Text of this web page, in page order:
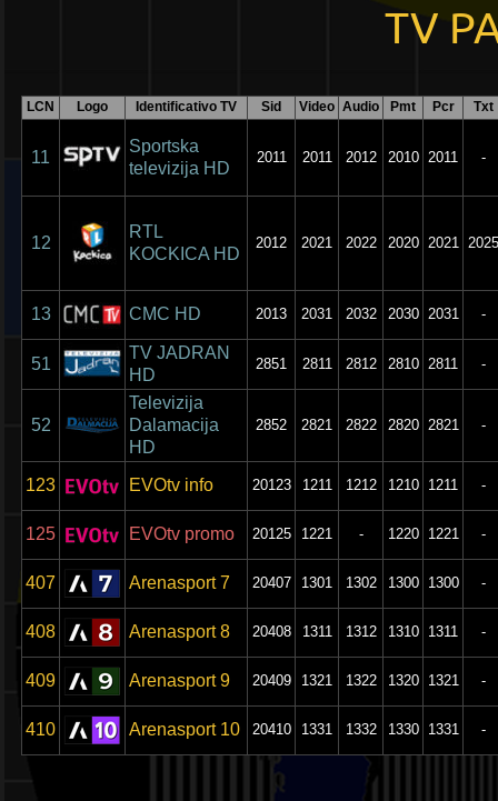
TV
LCN Logo Identificativo TV Sid Video Audio Pmt Pcr Txt
11
Sportska
televizija HD
2011 2011 2012 2010 2011 -
12
RTL
KOCKICA HD
2012 2021 2022 2020 2021 2025
13 CMC HD 2013 2031 2032 2030 2031 -
51
TV JADRAN
HD
2851 2811 2812 2810 2811 -
52
Televizija
Dalamacija
HD
2852 2821 2822 2820 2821 -
123 EVOtv info 20123 1211 1212 1210 1211 -
125 EVOtv promo 20125 1221 - 1220 1221 -
407 Arenasport 7 20407 1301 1302 1300 1300 -
408 Arenasport 8 20408 1311 1312 1310 1311 -
409 Arenasport 9 20409 1321 1322 1320 1321 -
410 Arenasport 10 20410 1331 1332 1330 1331 -